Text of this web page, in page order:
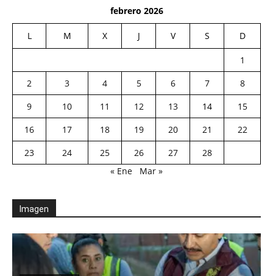
febrero 2026
L M X J V S D
1
2
3 4 5 6 7
8
9
10 11 12 13 14
15
16
17 18 19 20 21
22
23
24 25 26 27
28
« Ene
Mar »
Imagen